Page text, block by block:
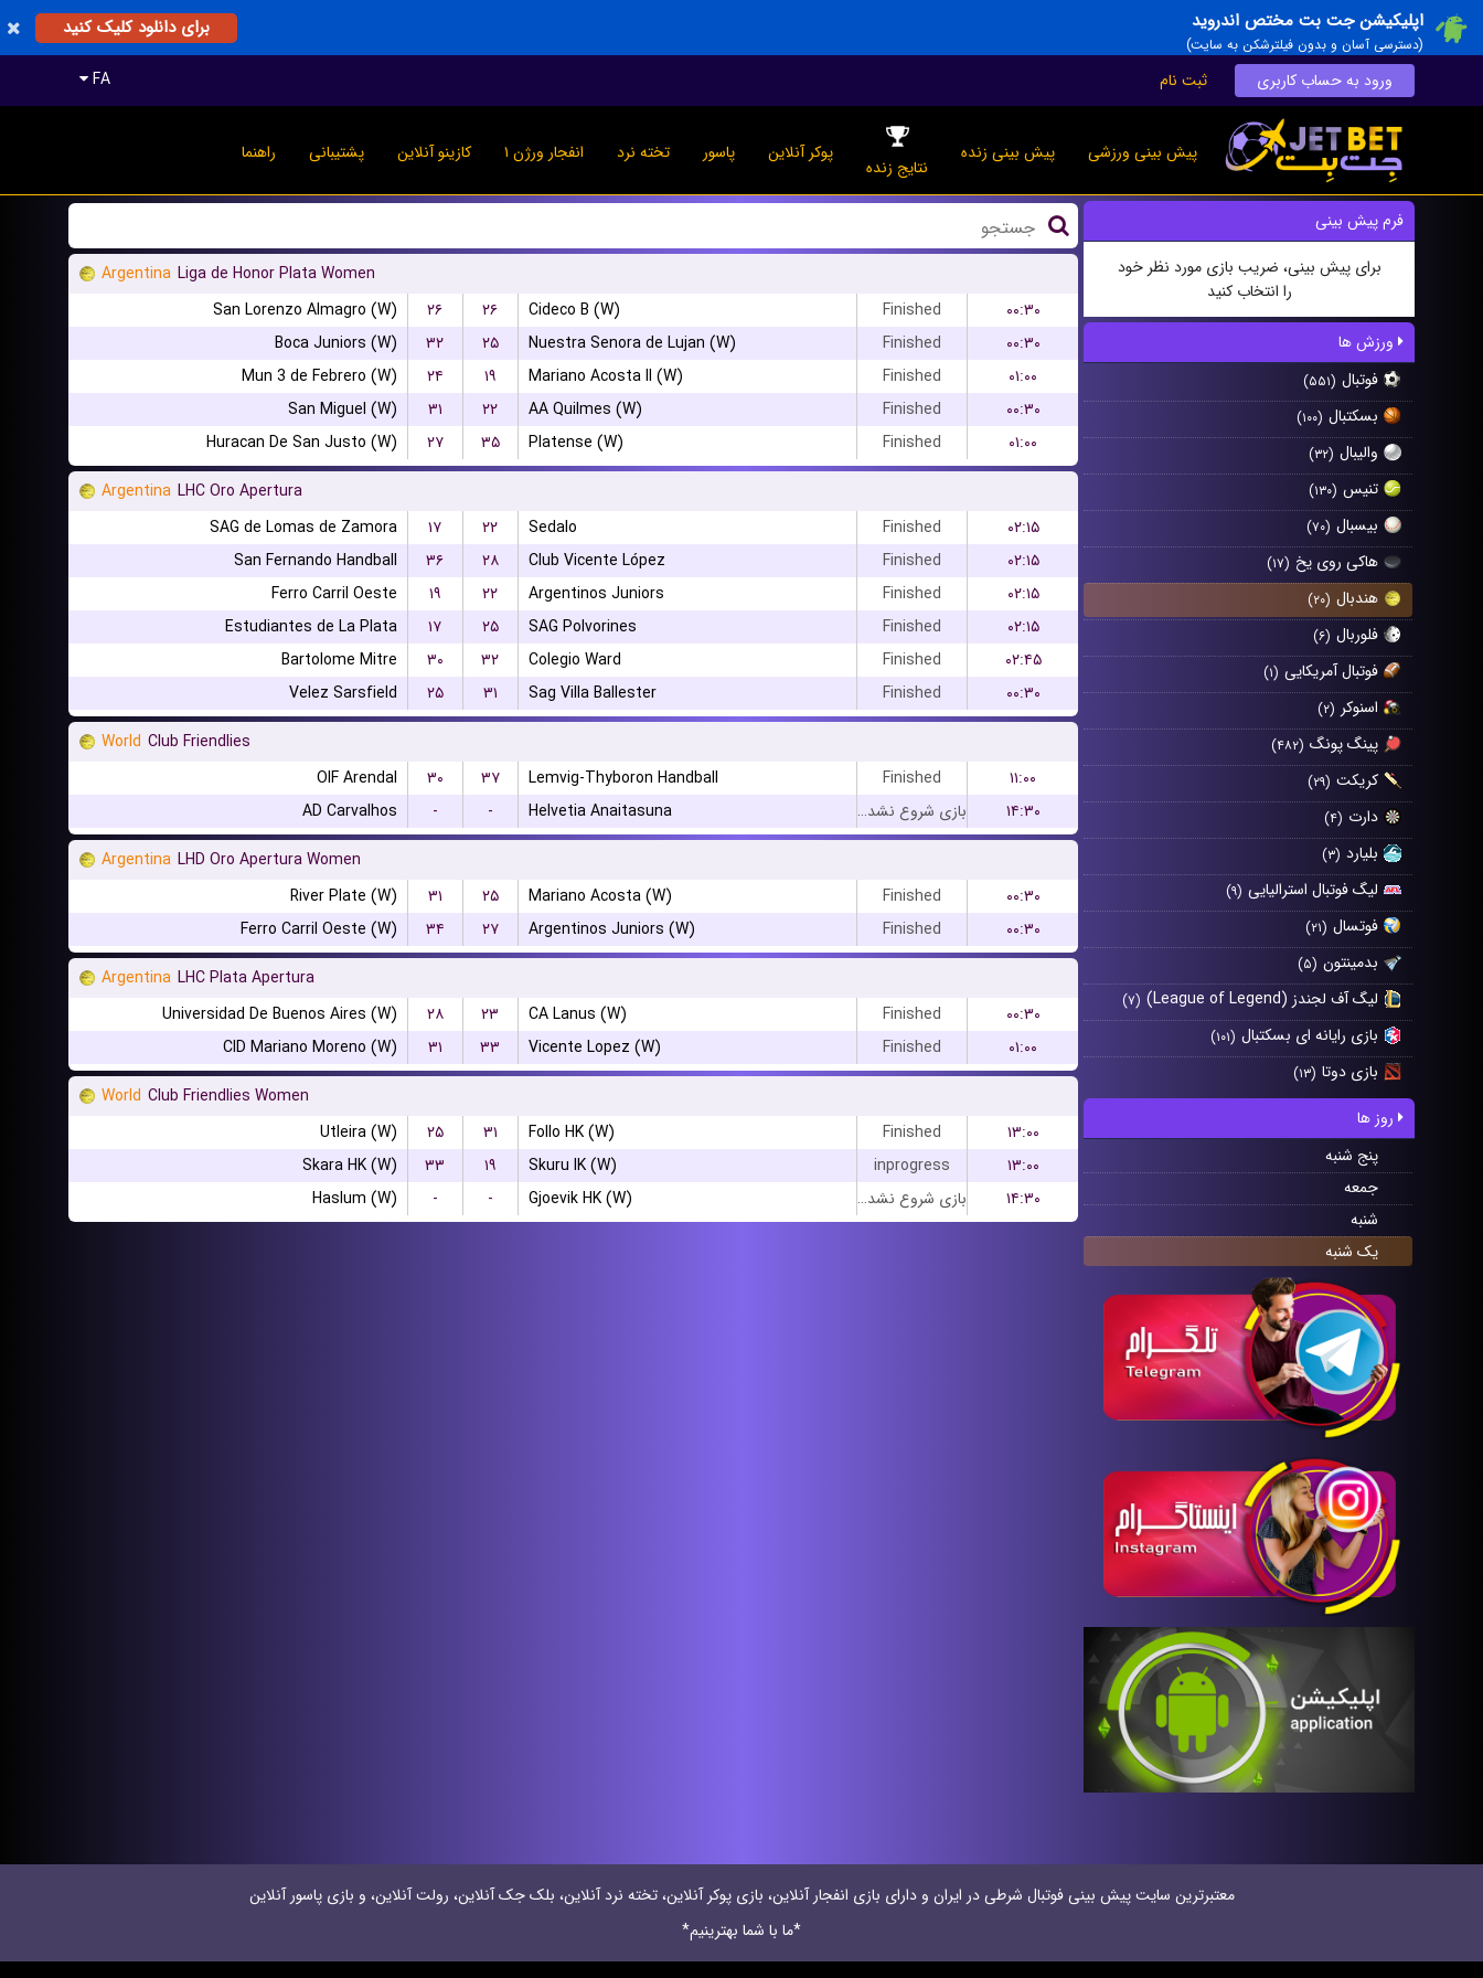
اپلیکیشن جت بت مختص اندروید
(دسترسی آسان و بدون فیلترشکن به سایت)
برای دانلود کلیک کنید
FA ورود به حساب کاربری ثبت نام
پیش بینی ورزشی پیش بینی زنده
نتایج زنده
پوکر آنلاین پاسور تخته نرد انفجار ورژن ۱ کازینو آنلاین پشتیبانی راهنما
فرم پیش بینی
برای پیش بینی، ضریب بازی مورد نظر خود
را انتخاب کنید
ورزش ها
فوتبال (۵۵۱)
بسکتبال (۱۰۰)
والیبال (۳۲)
تنیس (۱۳۰)
بیسبال (۷۰)
هاکی روی یخ (۱۷)
هندبال (۲۰)
فلوربال (۶)
فوتبال آمریکایی (۱)
اسنوکر (۲)
پینگ پونگ (۴۸۲)
کریکت (۲۹)
دارت (۴)
بلیارد (۳)
لیگ فوتبال استرالیایی (۹)
فوتسال (۲۱)
بدمینتون (۵)
لیگ آف لجندز (League of Legend) (۷)
بازی رایانه ای بسکتبال (۱۰۱)
بازی دوتا (۱۳)
روز ها
پنج شنبه
جمعه
شنبه
یک شنبه
Argentina Liga de Honor Plata Women
San Lorenzo Almagro (W)
۲۶ ۲۶ Cideco B (W) Finished
۰۰:۳۰
Boca Juniors (W)
۳۲ ۲۵ Nuestra Senora de Lujan (W) Finished
۰۰:۳۰
Mun 3 de Febrero (W)
۲۴ ۱۹ Mariano Acosta II (W) Finished
۰۱:۰۰
San Miguel (W)
۳۱ ۲۲ AA Quilmes (W) Finished
۰۰:۳۰
Huracan De San Justo (W)
۲۷ ۳۵ Platense (W) Finished
۰۱:۰۰
Argentina LHC Oro Apertura
SAG de Lomas de Zamora
۱۷ ۲۲ Sedalo Finished
۰۲:۱۵
San Fernando Handball
۳۶ ۲۸ Club Vicente López Finished
۰۲:۱۵
Ferro Carril Oeste
۱۹ ۲۲ Argentinos Juniors Finished
۰۲:۱۵
Estudiantes de La Plata
۱۷ ۲۵ SAG Polvorines Finished
۰۲:۱۵
Bartolome Mitre
۳۰ ۳۲ Colegio Ward Finished
۰۲:۴۵
Velez Sarsfield
۲۵ ۳۱ Sag Villa Ballester Finished
۰۰:۳۰
World Club Friendlies
OIF Arendal
۳۰ ۳۷ Lemvig-Thyboron Handball Finished
۱۱:۰۰
AD Carvalhos
- - Helvetia Anaitasuna بازی شروع نشده است
۱۴:۳۰
Argentina LHD Oro Apertura Women
River Plate (W)
۳۱ ۲۵ Mariano Acosta (W) Finished
۰۰:۳۰
Ferro Carril Oeste (W)
۳۴ ۲۷ Argentinos Juniors (W) Finished
۰۰:۳۰
Argentina LHC Plata Apertura
Universidad De Buenos Aires (W)
۲۸ ۲۳ CA Lanus (W) Finished
۰۰:۳۰
CID Mariano Moreno (W)
۳۱ ۳۳ Vicente Lopez (W) Finished
۰۱:۰۰
World Club Friendlies Women
Utleira (W)
۲۵ ۳۱ Follo HK (W) Finished
۱۳:۰۰
Skara HK (W)
۳۳ ۱۹ Skuru IK (W) inprogress
۱۳:۰۰
Haslum (W)
- - Gjoevik HK (W) بازی شروع نشده است ۱۴:۳۰
معتبر‌ترین سایت پیش بینی‌ فوتبال شرطی در ایران و دارای بازی انفجار آنلاین، بازی پوکر آنلاین، تخته نرد آنلاین، بلک جک آنلاین، رولت آنلاین، و بازی پاسور آنلاین
*ما با شما بهترینیم*